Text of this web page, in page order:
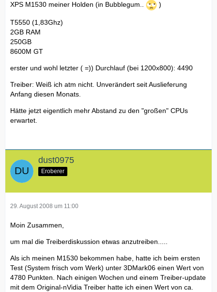
XPS M1530 meiner Holden (in Bubblegum.. )
T5550 (1,83Ghz)
2GB RAM
250GB
8600M GT
erster und wohl letzter ( =)) Durchlauf (bei 1200x800): 4490
Treiber: Weiß ich atm nicht. Unverändert seit Auslieferung
Anfang diesen Monats.
Hätte jetzt eigentlich mehr Abstand zu den "großen" CPUs
erwartet.
dust0975
Eroberer
29. August 2008 um 11:00
Moin Zusammen,
um mal die Treiberdiskussion etwas anzutreiben.....
Als ich meinen M1530 bekommen habe, hatte ich beim ersten
Test (System frisch vom Werk) unter 3DMark06 einen Wert von
4780 Punkten. Nach einigen Wochen und einem Treiber-update
mit dem Original-nVidia Treiber hatte ich einen Wert von ca.